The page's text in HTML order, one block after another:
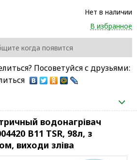
Нет в наличии
В избранное
когда появится
Посоветуйся с друзьями:
водонагрівач
B11 TSR, 98л, з
виходи зліва